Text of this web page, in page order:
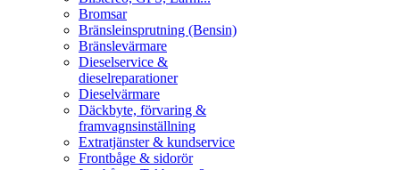
Bromsar
Bränsleinsprutning (Bensin)
Bränslevärmare
Dieselservice &
dieselreparationer
Dieselvärmare
Däckbyte, förvaring &
framvagnsinställning
Extratjänster & kundservice
Frontbåge & sidorör